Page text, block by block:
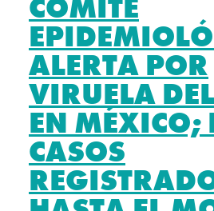
COMITÉ
ALERTA POR
VIRUELA
EN MÉXICO;
CASOS